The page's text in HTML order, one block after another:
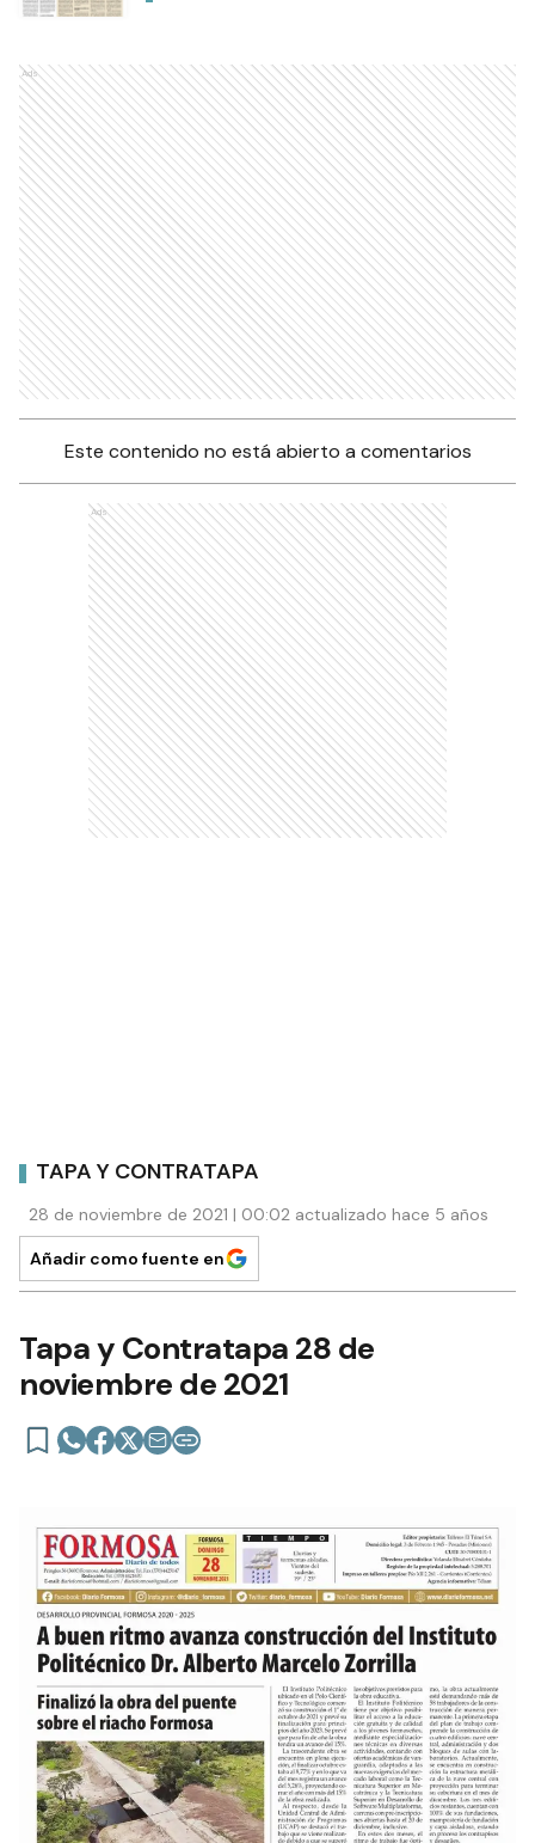
Ads
Este contenido no está abierto a comentarios
Ads
TAPA Y CONTRATAPA
28 de noviembre de 2021 | 00:02 actualizado hace 5 años
Añadir como fuente en
Tapa y Contratapa 28 de
noviembre de 2021